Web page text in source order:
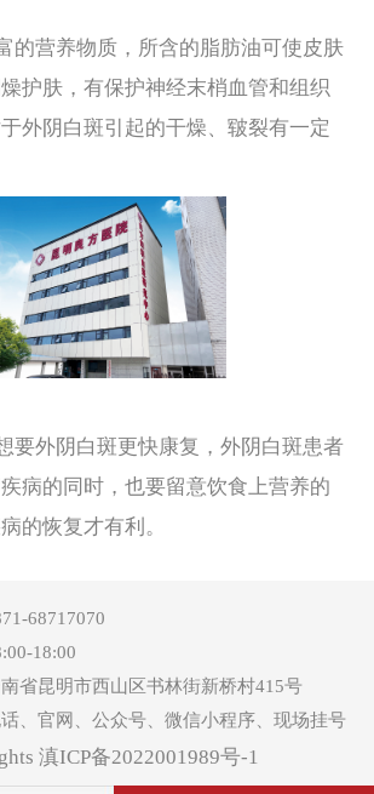
营养物质，所含的脂肪油可使皮肤
护肤，有保护神经末梢血管和组织
外阴白斑引起的干燥、皲裂有一定
外阴白斑更快康复，外阴白斑患者
病的同时，也要留意饮食上营养的
的恢复才有利。
68717070
18:00
省昆明市西山区书林街新桥村415号
、官网、公众号、微信小程序、现场挂号
滇ICP备2022001989号-1